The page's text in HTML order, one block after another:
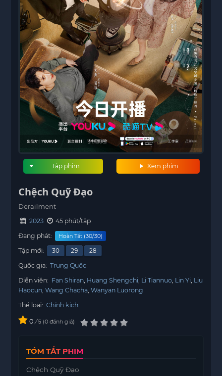
Xem phim
Tập phim
Chệch Quỹ Đạo
Derailment
2023
45 phút/tập
Đang phát:
Hoàn Tất (30/30)
Tập mới: 30 29
28
Quốc gia: Trung Quốc
Diễn viên: Fan Shiran Huang Shengchi Li Tiannuo Lin Yi Liu
Haocun Wang Chacha Wanyan Luorong
Thể loại: Chính kịch
0 / 5 0 đánh giá
TÓM TẮT PHIM
Chệch Quỹ Đạo